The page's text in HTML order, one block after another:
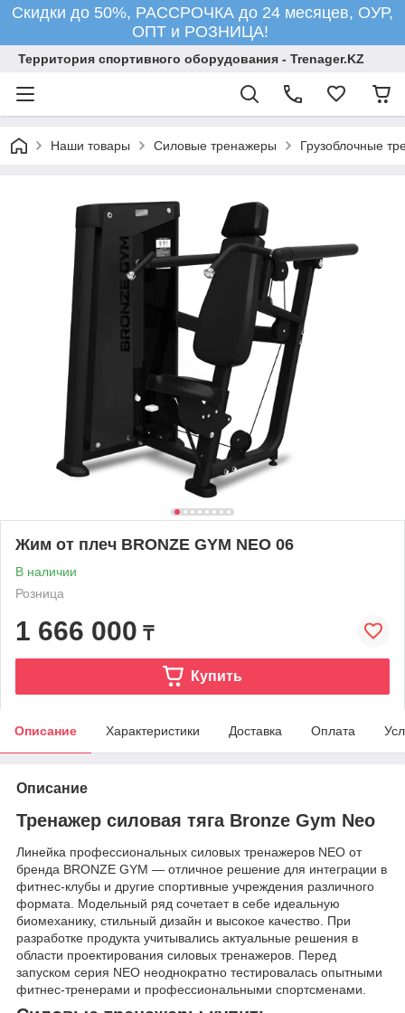
Скидки до 50%, РАССРОЧКА до 24 месяцев, ОУР,
ОПТ и РОЗНИЦА!
Территория спортивного оборудования - Trenager.KZ
Наши товары Силовые тренажеры Грузоблочные
Жим от плеч BRONZE GYM NEO 06
В наличии
Розница
1 666 000 ₸
Купить
Описание Характеристики Доставка Оплата
Описание
Тренажер силовая тяга Bronze Gym Neo
Линейка профессиональных силовых тренажеров NEO от
бренда BRONZE GYM — отличное решение для интеграции в
фитнес-клубы и другие спортивные учреждения различного
формата. Модельный ряд сочетает в себе идеальную
биомеханику, стильный дизайн и высокое качество. При
разработке продукта учитывались актуальные решения в
области проектирования силовых тренажеров. Перед
запуском серия NEO неоднократно тестировалась опытными
фитнес-тренерами и профессиональными спортсменами.